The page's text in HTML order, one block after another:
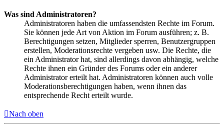
Was sind Administratoren?
Administratoren haben die umfassendsten Rechte im Forum.
Sie können jede Art von Aktion im Forum ausführen; z. B.
Berechtigungen setzen, Mitglieder sperren, Benutzergruppen
erstellen, Moderationsrechte vergeben usw. Die Rechte, die
ein Administrator hat, sind allerdings davon abhängig, welche
Rechte ihnen ein Gründer des Forums oder ein anderer
Administrator erteilt hat. Administratoren können auch volle
Moderationsberechtigungen haben, wenn ihnen das
entsprechende Recht erteilt wurde.
Nach oben